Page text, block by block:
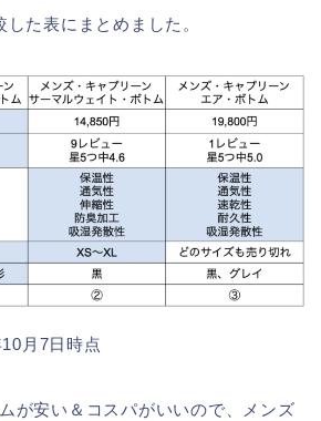
た表にまとめました。
月7日時点
が安い＆コスパがいいので、メンズ